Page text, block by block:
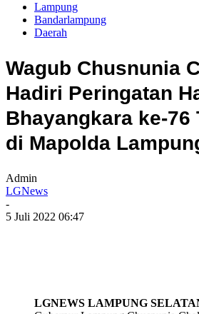
Lampung
Bandarlampung
Daerah
Wagub Chusnunia
Hadiri Peringatan
Bhayangkara ke-76
di Mapolda
Admin
LGNews
-
5 Juli 2022 06:47
LGNEWS LAMPUNG